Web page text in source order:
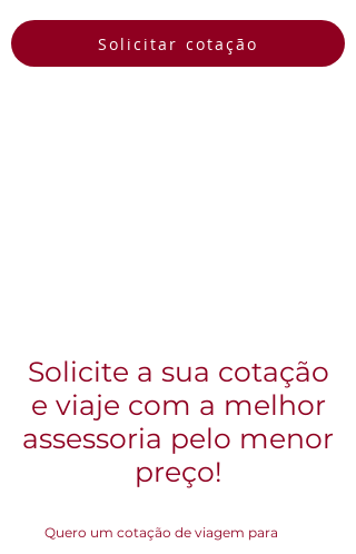
Solicitar cotação
Solicite a sua cotação
e viaje com a melhor
assessoria pelo menor
preço!
Quero um cotação de viagem para